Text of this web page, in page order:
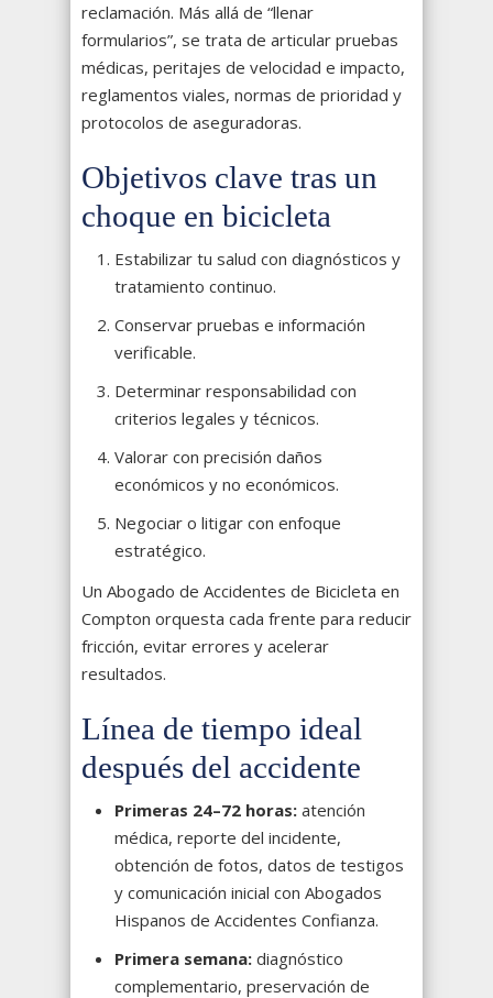
reclamación. Más allá de “llenar
formularios”, se trata de articular pruebas
médicas, peritajes de velocidad e impacto,
reglamentos viales, normas de prioridad y
protocolos de aseguradoras.
Objetivos clave tras un
choque en bicicleta
Estabilizar tu salud con diagnósticos y
tratamiento continuo.
Conservar pruebas e información
verificable.
Determinar responsabilidad con
criterios legales y técnicos.
Valorar con precisión daños
económicos y no económicos.
Negociar o litigar con enfoque
estratégico.
Un Abogado de Accidentes de Bicicleta en
Compton orquesta cada frente para reducir
fricción, evitar errores y acelerar
resultados.
Línea de tiempo ideal
después del accidente
Primeras 24–72 horas: atención
médica, reporte del incidente,
obtención de fotos, datos de testigos
y comunicación inicial con Abogados
Hispanos de Accidentes Confianza.
Primera semana: diagnóstico
complementario, preservación de